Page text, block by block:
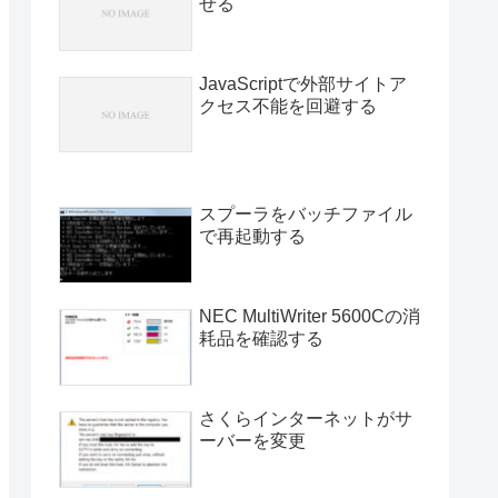
せる
JavaScriptで外部サイトア
クセス不能を回避する
スプーラをバッチファイル
で再起動する
NEC MultiWriter 5600Cの消
耗品を確認する
さくらインターネットがサ
ーバーを変更